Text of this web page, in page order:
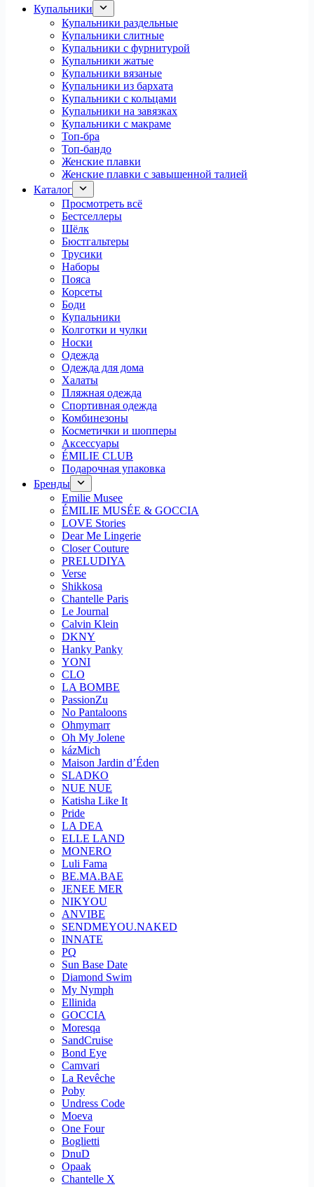
Купальники
Купальники раздельные
Купальники слитные
Купальники с фурнитурой
Купальники жатые
Купальники вязаные
Купальники из бархата
Купальники с кольцами
Купальники на завязках
Купальники с макраме
Топ-бра
Топ-бандо
Женские плавки
Женские плавки с завышенной талией
Каталог
Просмотреть всё
Бестселлеры
Шёлк
Бюстгальтеры
Трусики
Наборы
Пояса
Корсеты
Боди
Купальники
Колготки и чулки
Носки
Одежда
Одежда для дома
Халаты
Пляжная одежда
Спортивная одежда
Комбинезоны
Косметички и шопперы
Аксессуары
ÉMILIE CLUB
Подарочная упаковка
Бренды
Emilie Musee
ÉMILIE MUSÉE & GOCCIA
LOVE Stories
Dear Me Lingerie
Closer Couture
PRELUDIYA
Verse
Shikkosa
Chantelle Paris
Le Journal
Calvin Klein
DKNY
Hanky Panky
YONI
CLO
LA BOMBE
PassionZu
No Pantaloons
Ohmymarr
Oh My Jolene
kázMich
Maison Jardin d’Éden
SLADKO
NUE NUE
Katisha Like It
Pride
LA DEA
ELLE LAND
MONERO
Luli Fama
BE.MA.BAE
JENEE MER
NIKYOU
ANVIBE
SENDMEYOU.NAKED
INNATE
PQ
Sun Base Date
Diamond Swim
My Nymph
Ellinida
GOCCIA
Moresqa
SandCruise
Bond Eye
Camvari
La Revêche
Poby
Undress Code
Moeva
One Four
Boglietti
DnuD
Opaak
Chantelle X